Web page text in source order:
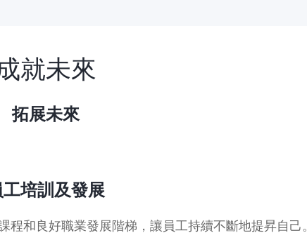
V60 Lite 5G
就未來
拓展未來
培訓及發展
和良好職業發展階梯，讓員工持續不斷地提昇自己。